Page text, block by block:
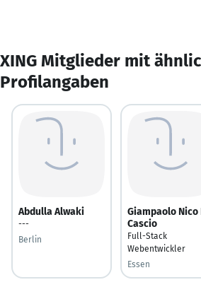
XING Mitglieder mit
Profilangaben
Abdulla Alwaki
---
Berlin
Giampaolo Nico
Cascio
Full-Stack
Webentwickler
Essen